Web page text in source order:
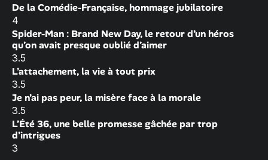
De la Comédie-Française, hommage jubilatoire
4
Spider-Man : Brand New Day, le retour d’un héros
qu’on avait presque oublié d’aimer
3.5
L’attachement, la vie à tout prix
3.5
Je n’ai pas peur, la misère face à la morale
3.5
L’Été 36, une belle promesse gâchée par trop
d’intrigues
3